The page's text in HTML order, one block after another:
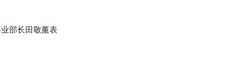
部长田敬薰表